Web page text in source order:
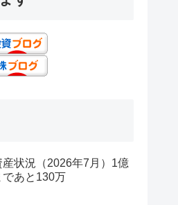
産状況（2026年7月）1億
であと130万